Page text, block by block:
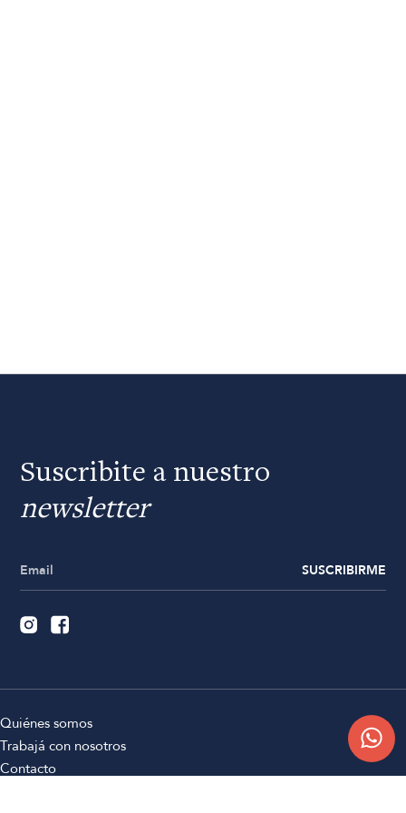
Suscribite a nuestro
newsletter
SUSCRIBIRME
Quiénes somos
Trabajá con nosotros
Contacto